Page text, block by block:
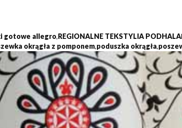
gotowe allegro,REGIONALNE TEKSTYLIA
okrągła z pomponem,poduszka okrągła,